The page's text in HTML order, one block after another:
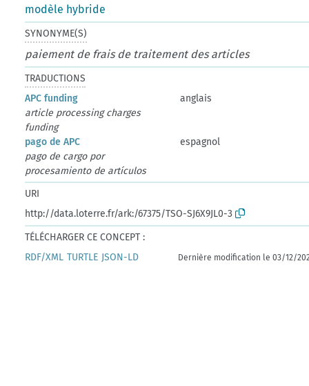
modèle hybride
SYNONYME(S)
paiement de frais de traitement des articles
TRADUCTIONS
APC funding
anglais
article processing charges
funding
pago de APC
espagnol
pago de cargo por
procesamiento de artículos
URI
http://data.loterre.fr/ark:/67375/TSO-SJ6X9JL0-3
TÉLÉCHARGER CE CONCEPT :
RDF/XML TURTLE JSON-LD Dernière modification le 03/12/